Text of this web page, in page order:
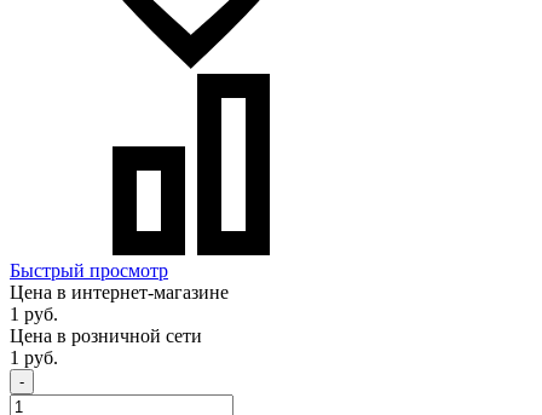
Быстрый просмотр
Цена в интернет-магазине
1 руб.
Цена в розничной сети
1 руб.
-